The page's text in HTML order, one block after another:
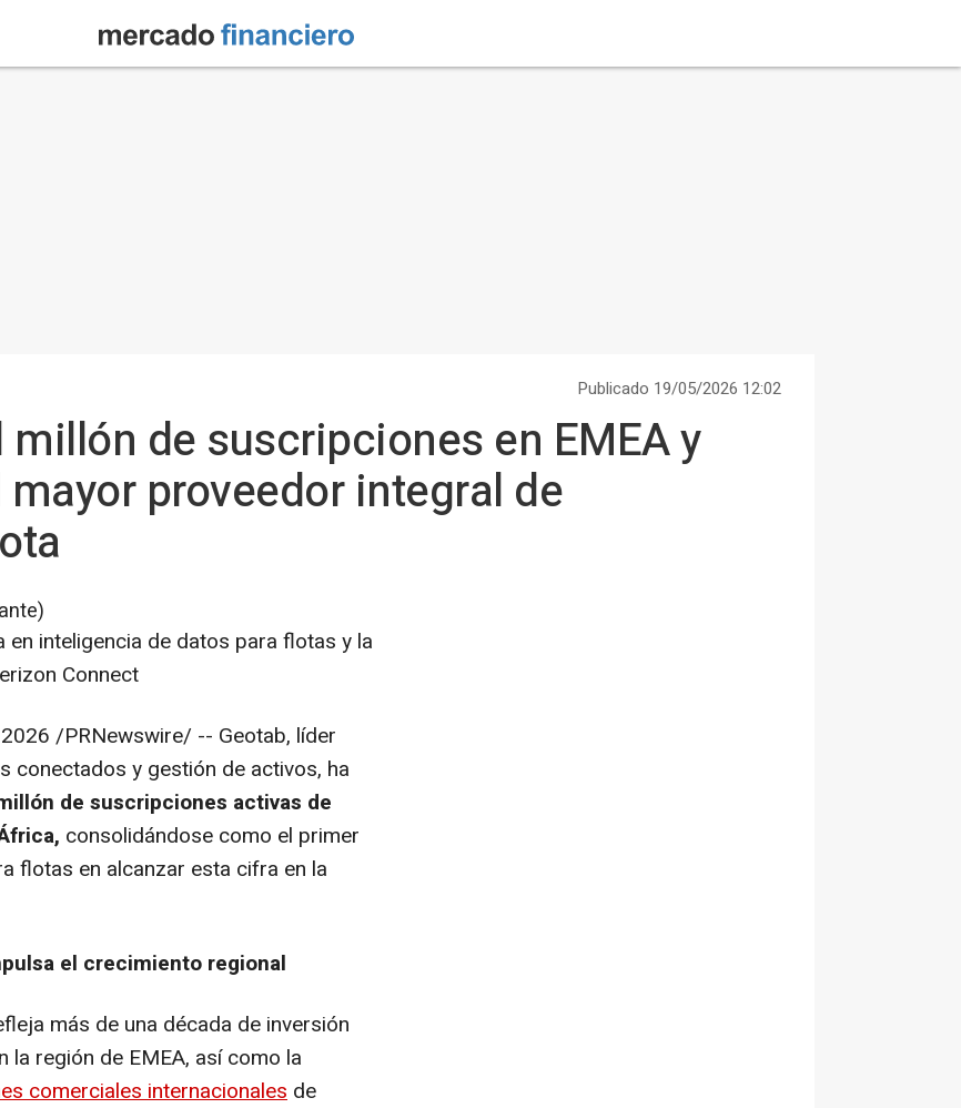
Publicado 19/05/2026 12:02
de suscripciones en EMEA y
proveedor integral de
inteligencia de datos para flotas y la
Connect
/PRNewswire/ -- Geotab, líder
conectados y gestión de activos, ha
de suscripciones activas de
consolidándose como el primer
flotas en alcanzar esta cifra en la
el crecimiento regional
más de una década de inversión
la región de EMEA, así como la
comerciales internacionales de